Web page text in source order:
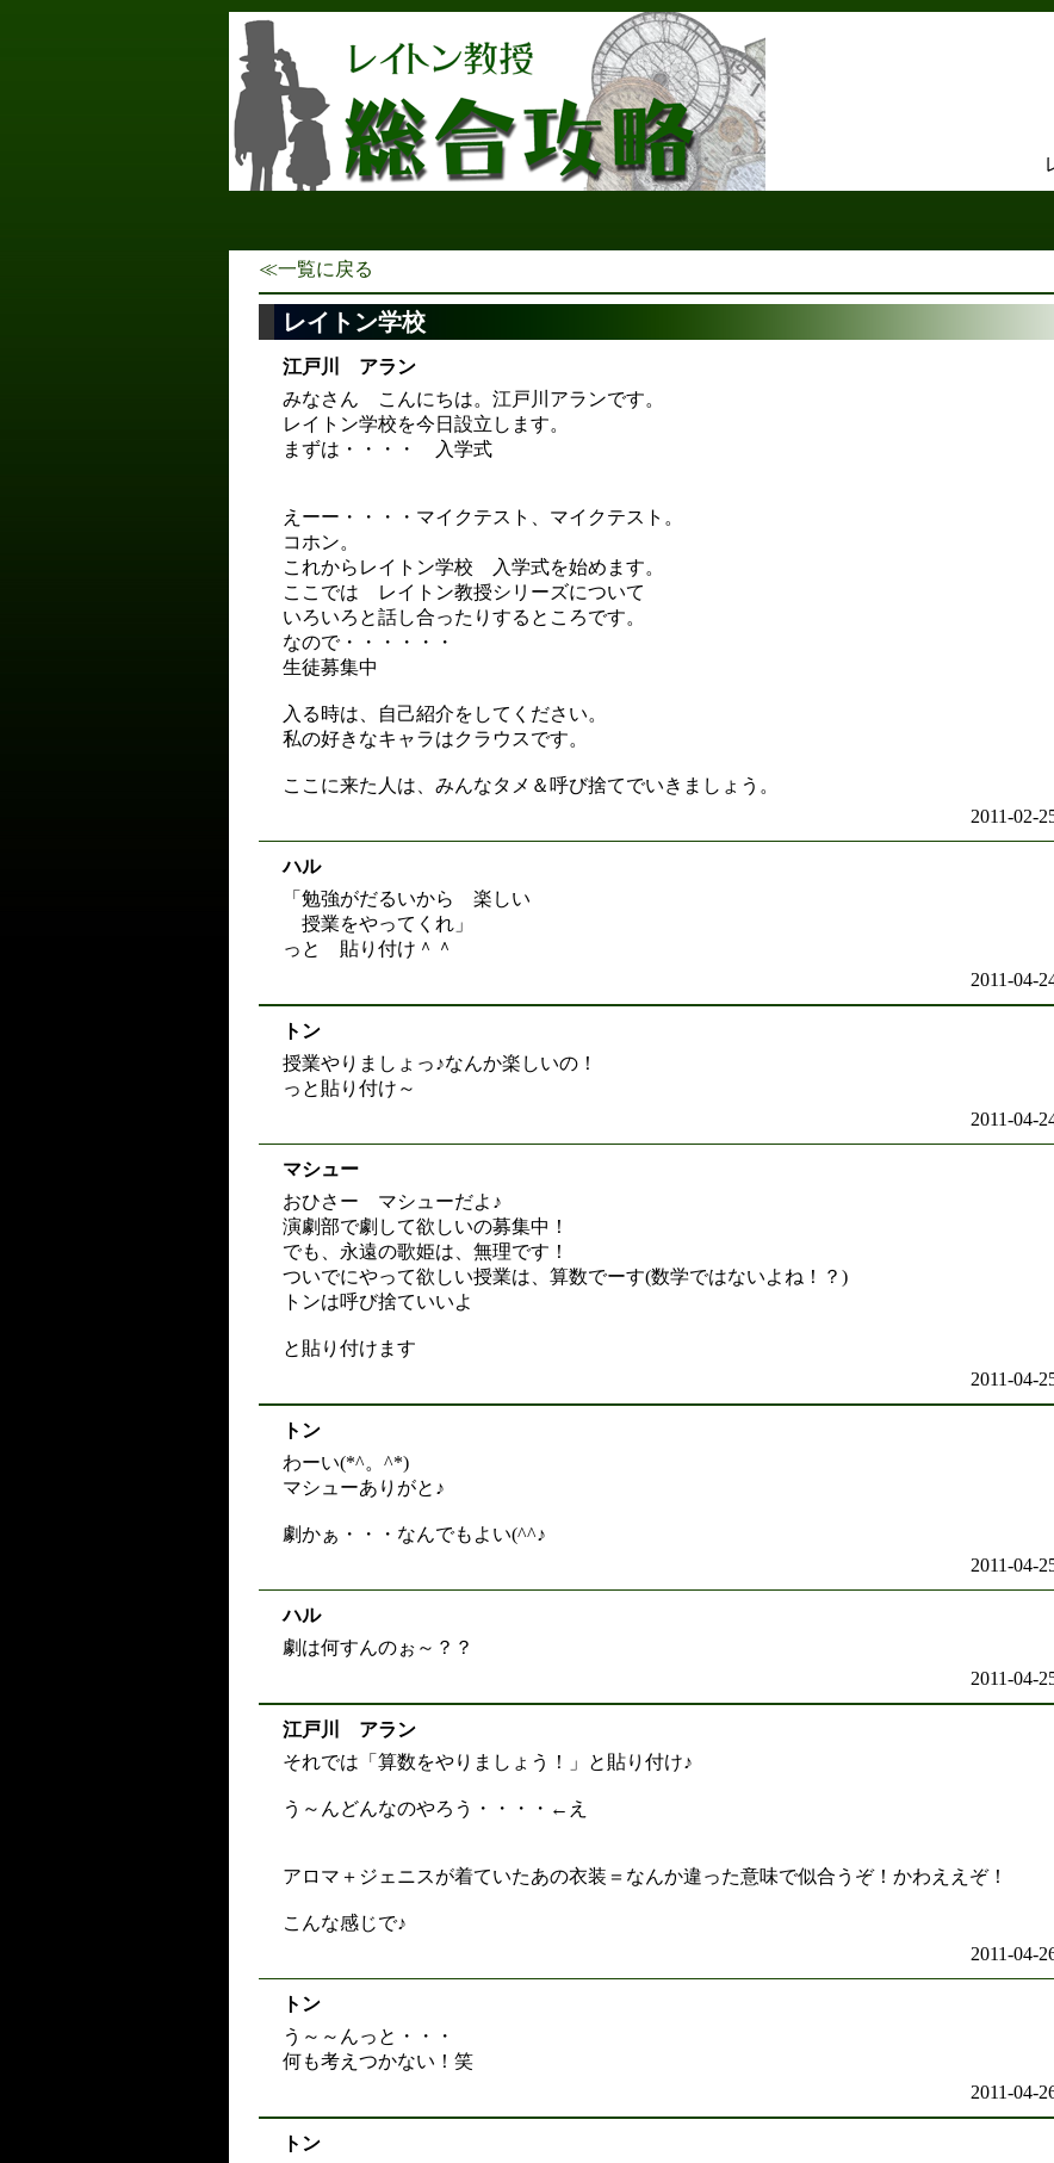
≪一覧に戻る
レイトン学校
江戸川 アラン
みなさん こんにちは。江戸川アランです。
レイトン学校を今日設立します。
まずは・・・・ 入学式
えーー・・・・マイクテスト、マイクテスト。
コホン。
これからレイトン学校 入学式を始めます。
ここでは レイトン教授シリーズについて
いろいろと話し合ったりするところです。
なので・・・・・・
生徒募集中
入る時は、自己紹介をしてください。
私の好きなキャラはクラウスです。
ここに来た人は、みんなタメ＆呼び捨てでいきましょう。
2011-02-
ハル
「勉強がだるいから 楽しい
授業をやってくれ」
っと 貼り付け＾＾
2011-04-
トン
授業やりましょっ♪なんか楽しいの！
っと貼り付け～
2011-04-
マシュー
おひさー マシューだよ♪
演劇部で劇して欲しいの募集中！
でも、永遠の歌姫は、無理です！
ついでにやって欲しい授業は、算数でーす(数学ではないよね！？)
トンは呼び捨ていいよ
と貼り付けます
2011-04-
トン
わーい(*^。^*)
マシューありがと♪
劇かぁ・・・なんでもよい(^^♪
2011-04-
ハル
劇は何すんのぉ～？？
2011-04-
江戸川 アラン
それでは「算数をやりましょう！」と貼り付け♪
う～んどんなのやろう・・・・←え
アロマ＋ジェニスが着ていたあの衣装＝なんか違った意味で似合うぞ！かわええぞ！
こんな感じで♪
2011-04-
トン
う～～んっと・・・
何も考えつかない！笑
2011-04-
トン